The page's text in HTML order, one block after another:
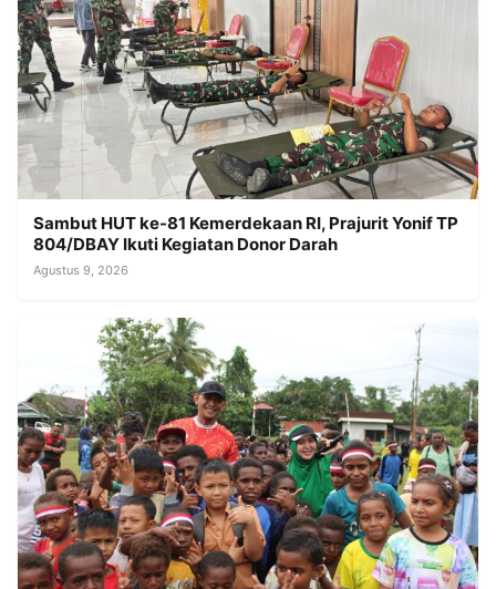
Sambut HUT ke-81 Kemerdekaan RI, Prajurit Yonif TP
804/DBAY Ikuti Kegiatan Donor Darah
Agustus 9, 2026